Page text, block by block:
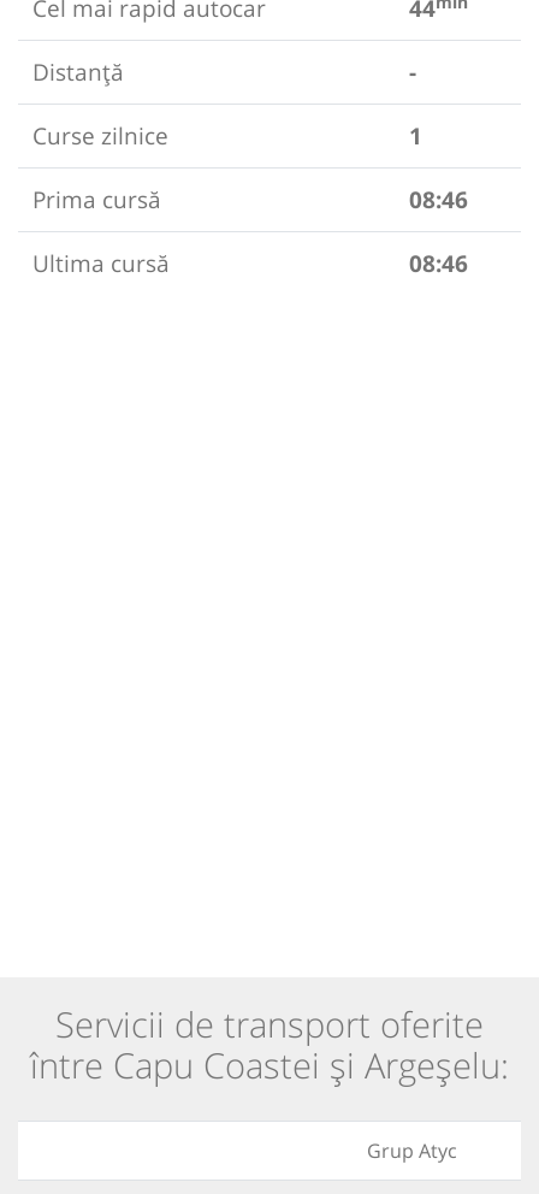
Cel mai rapid autocar
44
Distanță
-
Curse zilnice
1
Prima cursă
08:46
Ultima cursă
08:46
Servicii de transport oferite
între Capu Coastei și Argeșelu:
Grup Atyc